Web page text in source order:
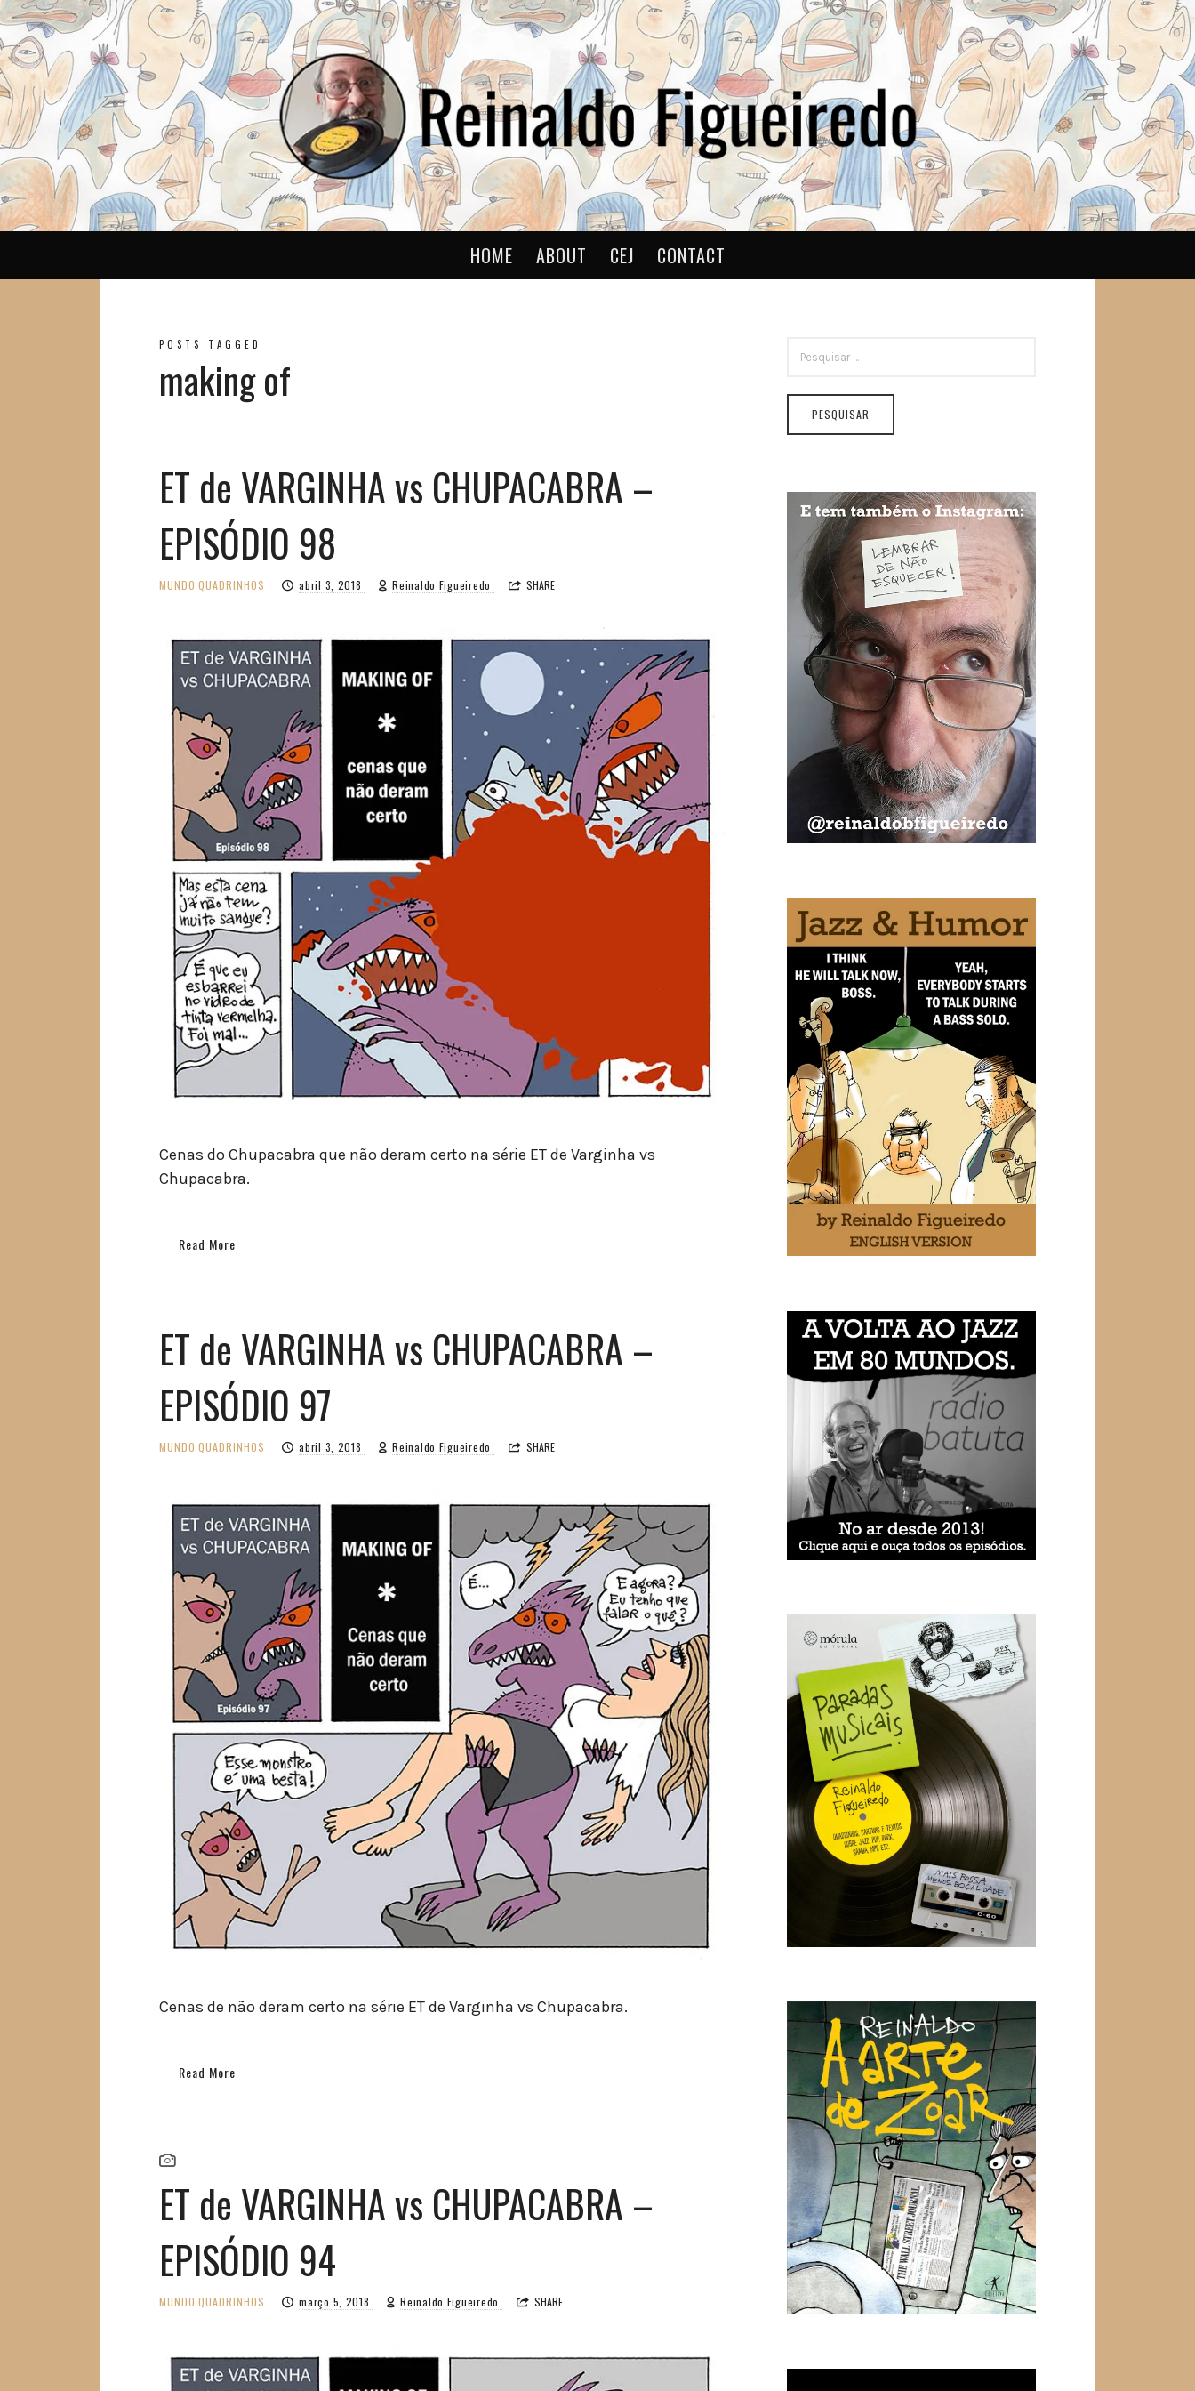
Reinaldo
HOME ABOUT CEJ CONTACT
POSTS TAGGED
making of
ET de VARGINHA vs CHUPACABRA –
EPISÓDIO 98
MUNDO QUADRINHOS abril 3, 2018 Reinaldo Figueiredo SHARE
Cenas do Chupacabra que não deram certo na série ET de Varginha vs
Chupacabra.
Read More
ET de VARGINHA vs CHUPACABRA –
EPISÓDIO 97
MUNDO QUADRINHOS abril 3, 2018 Reinaldo Figueiredo SHARE
Cenas de não deram certo na série ET de Varginha vs Chupacabra.
Read More
ET de VARGINHA vs CHUPACABRA –
EPISÓDIO 94
MUNDO QUADRINHOS março 5, 2018 Reinaldo Figueiredo SHARE
POR: